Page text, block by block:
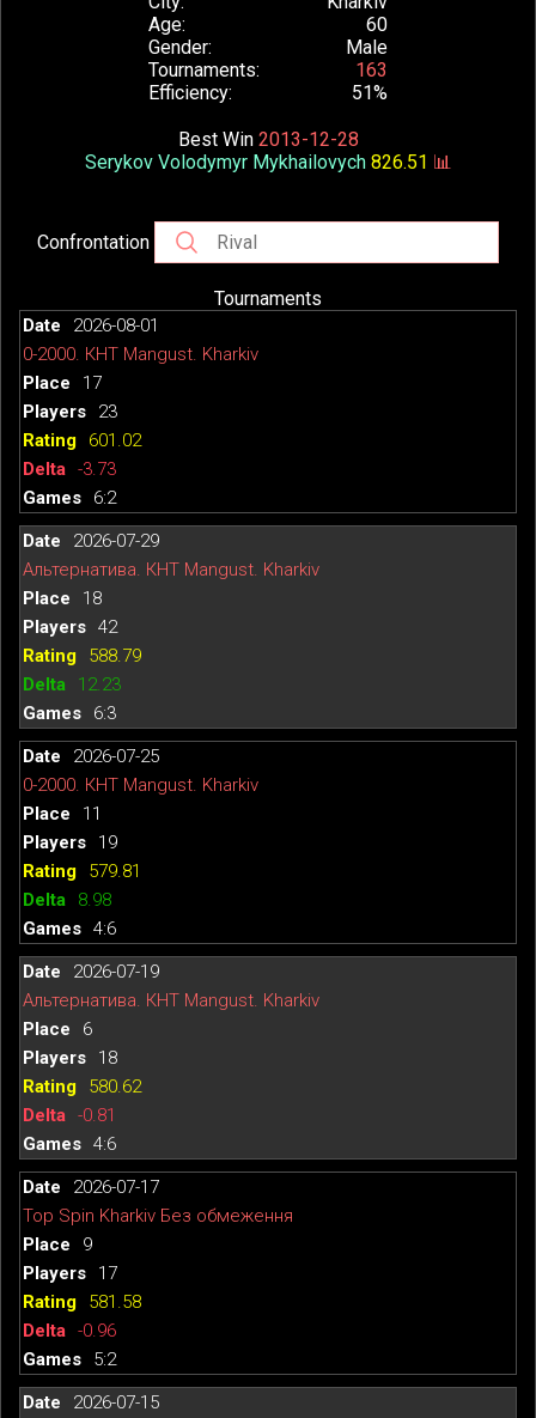
Age
60
Gender
Male
Tournaments
163
Efficiency
51%
Best Win 2013-12-28
Serykov Volodymyr Mykhailovych 826.51 📊
Confrontation
Tournaments
2026-08-01
0-2000. КНТ Mangust. Kharkiv
17
23
601.02
-3.73
6:2
2026-07-29
Альтернатива. КНТ Mangust. Kharkiv
18
42
588.79
12.23
6:3
2026-07-25
0-2000. КНТ Mangust. Kharkiv
11
19
579.81
8.98
4:6
2026-07-19
Альтернатива. КНТ Mangust. Kharkiv
6
18
580.62
-0.81
4:6
2026-07-17
Top Spin Kharkiv Без обмеження
9
17
581.58
-0.96
5:2
2026-07-15